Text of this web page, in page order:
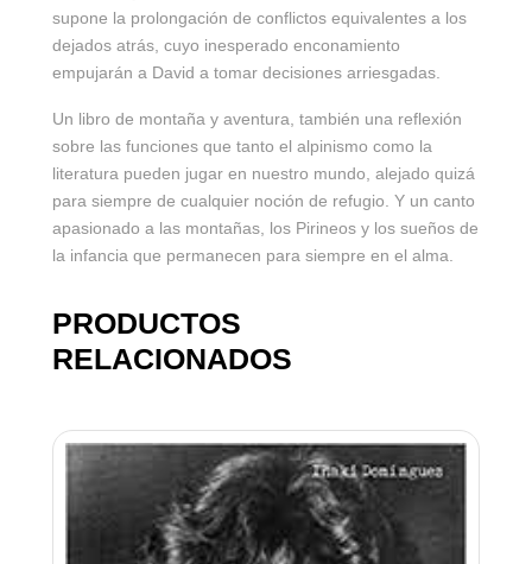
supone la prolongación de conflictos equivalentes a los
dejados atrás, cuyo inesperado enconamiento
empujarán a David a tomar decisiones arriesgadas.
Un libro de montaña y aventura, también una reflexión
sobre las funciones que tanto el alpinismo como la
literatura pueden jugar en nuestro mundo, alejado quizá
para siempre de cualquier noción de refugio. Y un canto
apasionado a las montañas, los Pirineos y los sueños de
la infancia que permanecen para siempre en el alma.
PRODUCTOS
RELACIONADOS